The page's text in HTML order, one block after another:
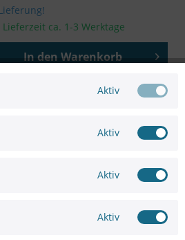
ca. 1-3 Werktage
In den Warenkorb
Aktiv
Aktiv
Aktiv
Aktiv